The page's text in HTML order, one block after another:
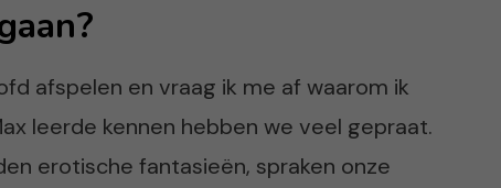
afspelen en vraag ik me af waarom ik
leerde kennen hebben we veel gepraat.
erotische fantasieën, spraken onze